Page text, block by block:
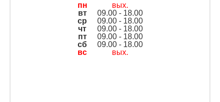
пн
вых.
вт
09.00 - 18.00
ср
09.00 - 18.00
чт
09.00 - 18.00
пт
09.00 - 18.00
сб
09.00 - 18.00
вс
вых.